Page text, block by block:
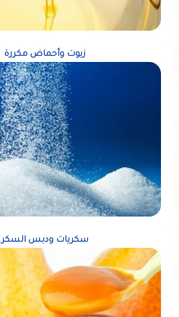
زيوت وأحماض مكررة
سكريات ودبس السكر